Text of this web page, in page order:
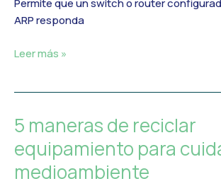
Permite que un switch o router
ARP responda
Leer más »
5 maneras de reciclar
equipamiento para
medioambiente
5
de
reciclar